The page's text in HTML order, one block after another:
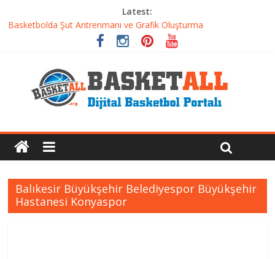
Latest:
Basketbolcu Beslenmesi: Performansı Artıran Bilimsel
Yaklaşımlar
Basketbolda Şut Antrenmanı ve Grafik Oluşturma
Dünyanın En İyi Basketbol Takımı: Gerçek Şampiyon Kim?
Etkili Basketbol Antrenmanı Nasıl Olmalı
Balıkesir Büyükşehir Belediyespor Büyükşehir
Hastanesi Konyaspor